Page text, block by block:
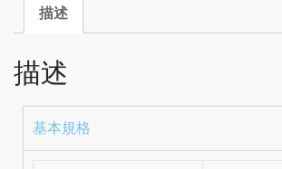
描述
描述
基本規格